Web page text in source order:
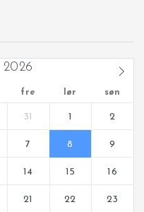
fre lør søn
31 1 2
7 8 9
14 15 16
21 22 23